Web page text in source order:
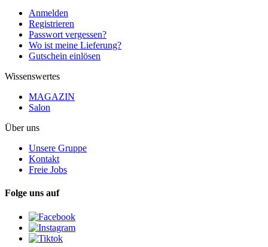
Anmelden
Registrieren
Passwort vergessen?
Wo ist meine Lieferung?
Gutschein einlösen
Wissenswertes
MAGAZIN
Salon
Über uns
Unsere Gruppe
Kontakt
Freie Jobs
Folge uns auf